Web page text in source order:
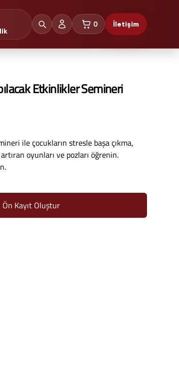
0
sepetteki ürünler
İletişim
Etkinlikler Semineri
ile çocukların stresle başa çıkma,
oyunları ve pozları öğrenin.
Ön Kayıt Oluştur